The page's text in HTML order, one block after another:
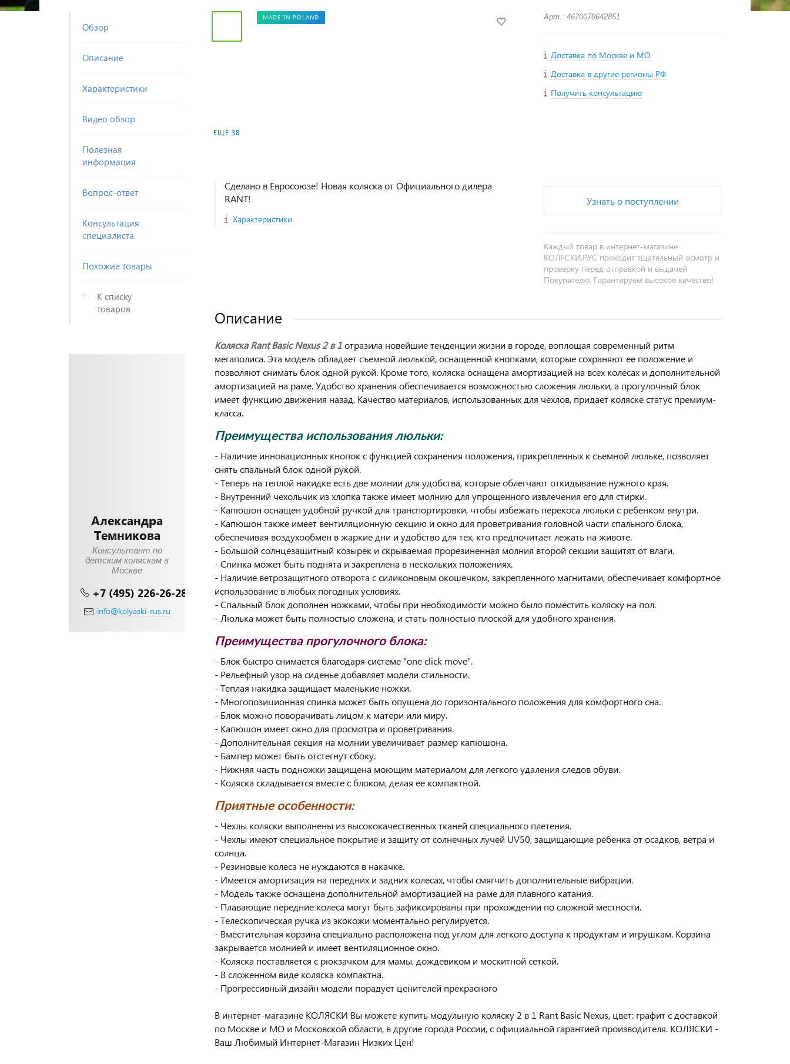
Обзор
Описание
Характеристики
Видео обзор
Полезная
информация
Вопрос-ответ
Консультация
специалиста
Похожие товары
К списку
товаров
Александра
Темникова
Консультант по
детским коляскам в
Москве
+7 (495) 226-26-28
info@kolyaski-rus.ru
ЕЩЁ 38
MADE IN POLAND
Сделано в Евросоюзе! Новая коляска от Официального дилера
RANT!
Характеристики
Арт.: 4670078642851
Доставка по Москве и МО
Доставка в другие регионы РФ
Получить консультацию
Узнать о поступлении
Каждый товар в интернет-магазине
КОЛЯСКИ.РУС проходит тщательный осмотр и
проверку перед отправкой и выдачей
Покупателю. Гарантируем высокое качество!
Описание
Коляска Rant Basic Nexus2 в 1отразила новейшие тенденции жизни в городе, воплощая современный ритм
мегаполиса. Эта модель обладает съемной люлькой, оснащенной кнопками, которые сохраняют ее положение и
позволяют снимать блок одной рукой. Кроме того, коляска оснащена амортизацией на всех колесах и дополнительной
амортизацией на раме. Удобство хранения обеспечивается возможностью сложения люльки, а прогулочный блок
имеет функцию движения назад. Качество материалов, использованных для чехлов, придает коляске статус премиум-
класса.
Преимущества использования люльки:
- Наличие инновационных кнопок с функцией сохранения положения, прикрепленных к съемной люльке, позволяет
снять спальный блок одной рукой.
- Теперь на теплой накидке есть две молнии для удобства, которые облегчают откидывание нужного края.
- Внутренний чехольчик из хлопка также имеет молнию для упрощенного извлечения его для стирки.
- Капюшон оснащен удобной ручкой для транспортировки, чтобы избежать перекоса люльки с ребенком внутри.
- Капюшон также имеет вентиляционную секцию и окно для проветривания головной части спального блока,
обеспечивая воздухообмен в жаркие дни и удобство для тех, кто предпочитает лежать на животе.
- Большой солнцезащитный козырек и скрываемая прорезиненная молния второй секции защитят от влаги.
- Спинка может быть поднята и закреплена в нескольких положениях.
- Наличие ветрозащитного отворота с силиконовым окошечком, закрепленного магнитами, обеспечивает комфортное
использование в любых погодных условиях.
- Спальный блок дополнен ножками, чтобы при необходимости можно было поместить коляску на пол.
- Люлька может быть полностью сложена, и стать полностью плоской для удобного хранения.
Преимущества прогулочного блока:
- Блок быстро снимается благодаря системе "one click move".
- Рельефный узор на сиденье добавляет модели стильности.
- Теплая накидка защищает маленькие ножки.
- Многопозиционная спинка может быть опущена до горизонтального положения для комфортного сна.
- Блок можно поворачивать лицом к матери или миру.
- Капюшон имеет окно для просмотра и проветривания.
- Дополнительная секция на молнии увеличивает размер капюшона.
- Бампер может быть отстегнут сбоку.
- Нижняя часть подножки защищена моющим материалом для легкого удаления следов обуви.
- Коляска складывается вместе с блоком, делая ее компактной.
Приятные особенности:
- Чехлы коляски выполнены из высококачественных тканей специального плетения.
- Чехлы имеют специальное покрытие и защиту от солнечных лучей UV50, защищающие ребенка от осадков, ветра и
солнца.
- Резиновые колеса не нуждаются в накачке.
- Имеется амортизация на передних и задних колесах, чтобы смягчить дополнительные вибрации.
- Модель также оснащена дополнительной амортизацией на раме для плавного катания.
- Плавающие передние колеса могут быть зафиксированы при прохождении по сложной местности.
- Телескопическая ручка из экокожи моментально регулируется.
- Вместительная корзина специально расположена под углом для легкого доступа к продуктам и игрушкам. Корзина
закрывается молнией и имеет вентиляционное окно.
- Коляска поставляется с рюкзачком для мамы, дождевиком и москитной сеткой.
- В сложенном виде коляска компактна.
- Прогрессивный дизайн модели порадует ценителей прекрасного
В интернет-магазине КОЛЯСКИ Вы можете купить модульную коляску 2 в 1 Rant Basic Nexus, цвет: графит с доставкой
по Москве и МО и Московской области, в другие города России, с официальной гарантией производителя. КОЛЯСКИ -
Ваш Любимый Интернет-Магазин Низких Цен!